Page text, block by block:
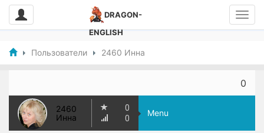
DRAGON-
ENGLISH
Пользователи 2460 Инна
0
2460
Инна
0
0
Menu